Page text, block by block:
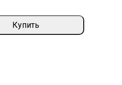
Купить